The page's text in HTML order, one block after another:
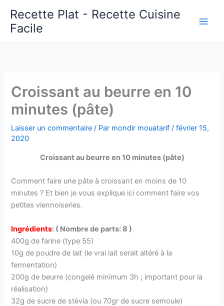
contenu
Recette Plat - Recette Cuisine
Facile
Croissant au beurre en 10
minutes (pâte)
Laisser un commentaire / Par mondir mouatarif/février 15,
2020
Croissant au beurre en 10 minutes (pâte)
Comment faire une pâte à croissant en moins de 10
minutes ? Et bien je vous explique ici comment faire vos
petites viennoiseries.
Ingrédients: ( Nombre de parts: 8 )
400g de farine (type 55)
10g de poudre de lait (le vrai lait serait altéré à la
fermentation)
200g de beurre (congelé minimum 3h ; important pour la
réalisation)
32g de sucre de stévia (ou 70gr de sucre semoule)